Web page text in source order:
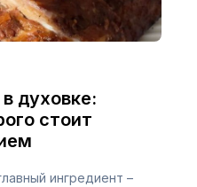
духовке:
стоит
ингредиент –